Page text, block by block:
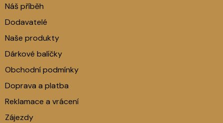
Náš příběh
Dodavatelé
Naše produkty
Dárkové balíčky
Obchodní podmínky
Doprava a platba
Reklamace a vrácení
Zájezdy